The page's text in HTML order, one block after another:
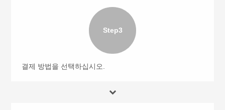
Step3
결제 방법을 선택하십시오.